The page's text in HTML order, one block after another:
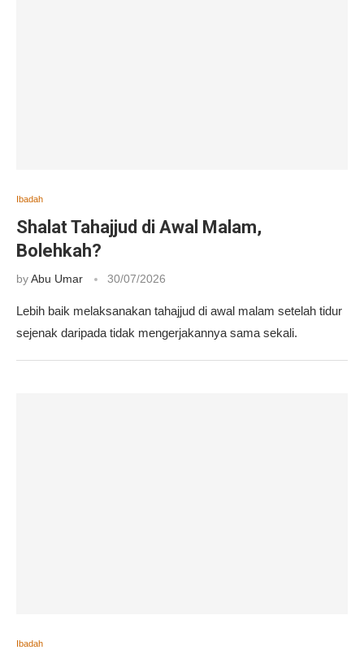
Ibadah
Shalat Tahajjud di Awal Malam,
Bolehkah?
byAbu Umar 30/07/2026
Lebih baik melaksanakan tahajjud di awal malam setelah tidur
sejenak daripada tidak mengerjakannya sama sekali.
Ibadah